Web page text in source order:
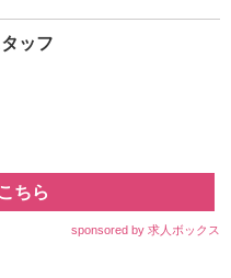
ッフ
ちら
sponsored by 求人ボックス